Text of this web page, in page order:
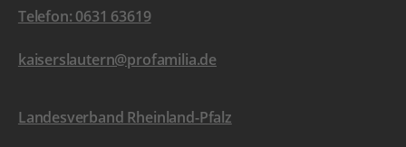
Telefon: 0631 63619
kaiserslautern@profamilia.de
Landesverband Rheinland-Pfalz